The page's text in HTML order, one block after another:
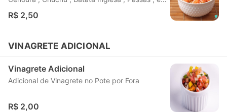
R$ 2,50
VINAGRETE ADICIONAL
Vinagrete Adicional
Adicional de Vinagrete no Pote por Fora
R$ 2,00